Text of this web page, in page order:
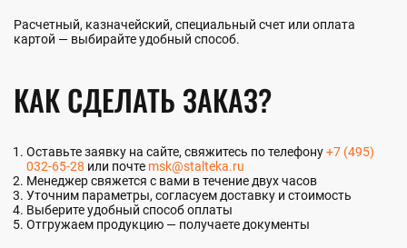
Расчетный, казначейский, специальный счет или оплата
картой — выбирайте удобный способ.
КАК СДЕЛАТЬ ЗАКАЗ?
Оставьте заявку на сайте, свяжитесь по телефону+7 (495)
032-65-28 или почте msk@stalteka.ru
Менеджер свяжется с вами в течение двух часов
Уточним параметры, согласуем доставку и стоимость
Выберите удобный способ оплаты
Отгружаем продукцию — получаете документы